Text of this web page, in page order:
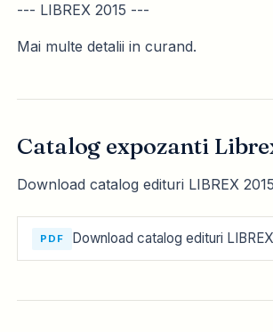
--- LIBREX 2015 ---
Mai multe detalii in curand.
Catalog expozanti
Download catalog edituri LIBREX
PDF Download catalog edituri